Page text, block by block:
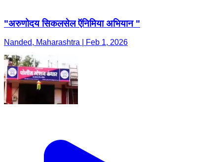
"अरुणोदय सिकलसेल ऍनिमिया अभियान "
Nanded, Maharashtra | Feb 1, 2026